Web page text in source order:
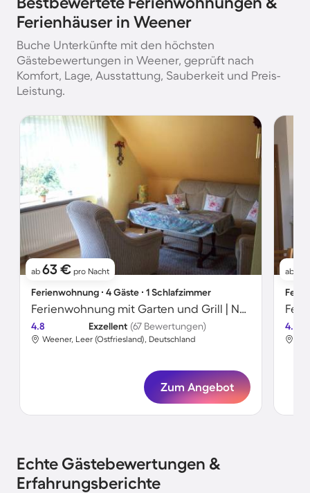
Ferienhäuser in Weener
Buche Unterkünfte mit den höchsten
Gästebewertungen in Weener, geprüft nach
Komfort, Lage, Ausstattung, Sauberkeit und Preis-
Leistung.
ab 63 € pro Nacht
Ferienwohnung ∙ 4 Gäste ∙ 1 Schlafzimmer
Ferienwohnung mit Garten und Grill | Naturblick
4.8 Exzellent (67 Bewertungen)
Weener, Leer (Ostfriesland), Deutschland
Zum Angebot
ab
4.8
Echte Gästebewertungen &
Erfahrungsberichte